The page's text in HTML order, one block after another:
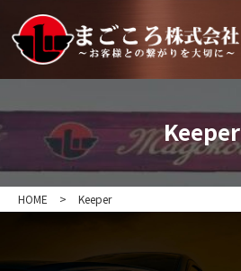
Keeper
HOME > Keeper